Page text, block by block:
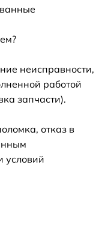
неисправности,
работой
запчасти).
отказ в
условий